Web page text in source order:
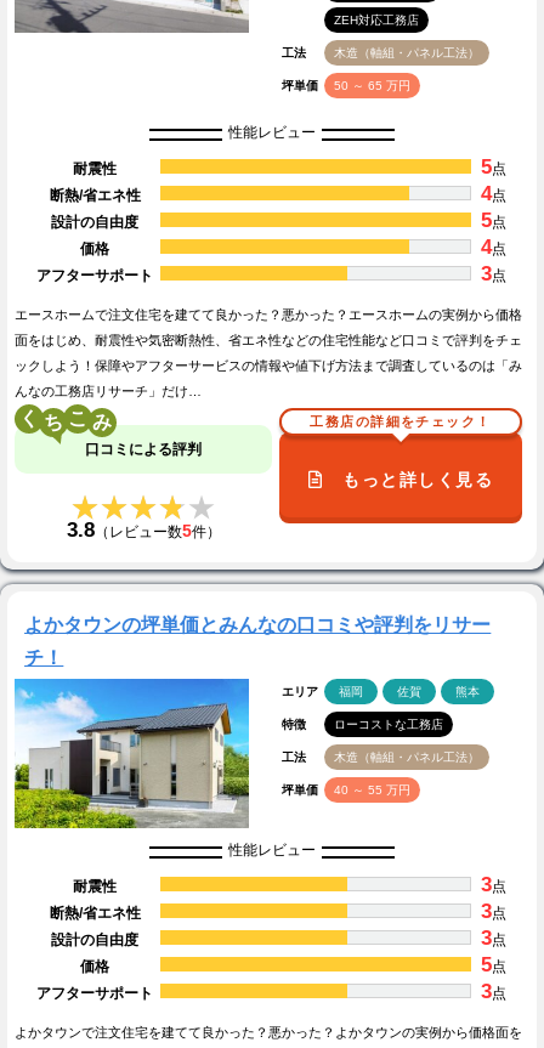
ZEH対応工務店
工法 木造（軸組・パネル工法）
坪単価 50 ～ 65 万円
性能レビュー
耐震性 5点
断熱/省エネ性
4点
設計の自由度
5点
価格
4点
アフターサポート
3点
エースホームで注文住宅を建てて良かった？悪かった？エースホームの実例から価格
面をはじめ、耐震性や気密断熱性、省エネ性などの住宅性能など口コミで評判をチェ
ックしよう！保障やアフターサービスの情報や値下げ方法まで調査しているのは「み
んなの工務店リサーチ」だけ…
く こ
口コミによる評判
★★★★★
★★★★★
3.8（レビュー数5件）
工務店の詳細をチェック！
もっと詳しく見る
よかタウンの坪単価とみんなの口コミや評判をリサー
チ！
エリア 福岡 佐賀 熊本
特徴 ローコストな工務店
工法 木造（軸組・パネル工法）
坪単価 40 ～ 55 万円
性能レビュー
耐震性 3点
断熱/省エネ性
3点
設計の自由度
3点
価格
5点
アフターサポート
3点
よかタウンで注文住宅を建てて良かった？悪かった？よかタウンの実例から価格面を